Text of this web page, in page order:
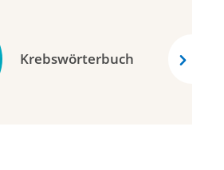
Krebswörterbuch